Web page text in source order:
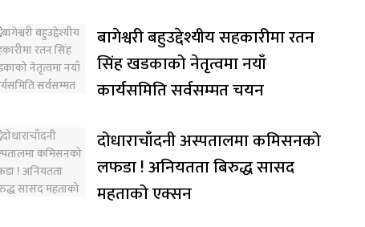
बागेश्वरी बहुउद्देश्यीय सहकारीमा रतन
सिंह खडकाको नेतृत्वमा नयाँ
कार्यसमिति सर्वसम्मत चयन
दोधाराचाँदनी अस्पतालमा कमिसनको
लफडा ! अनियतता बिरुद्ध सासद
महताको एक्सन